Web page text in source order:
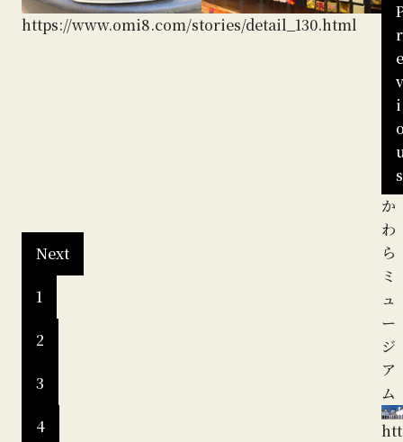
https://www.omi8.com/stories/detail_130.html
Next
1
2
3
4
r
e
v
i
s
か
わ
ら
ミ
ュ
ー
ジ
ア
ム
htt